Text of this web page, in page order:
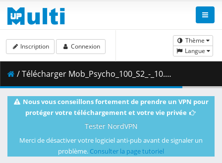
Thème
Langue
Inscription Connexion
/ Télécharger Mob_Psycho_100_S2_-_10.mkv.002 ( 313.05 MB )
Nous vous conseillons fortement de prendre un VPN pour
protéger votre téléchargement et votre vie privée
Tester NordVPN
Merci de désactiver votre logiciel anti-pub avant de signaler un
problème. Consulter la page tutoriel